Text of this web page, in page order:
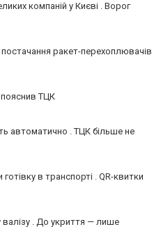
компаній у Києві . Ворог
ракет-перехоплювачів
ТЦК
автоматично . ТЦК більше не
в транспорті . QR-квитки
. До укриття — лише